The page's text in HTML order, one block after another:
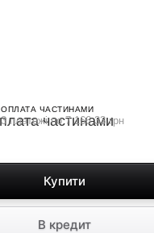
ОПЛАТА ЧАСТИНАМИ
3 платежі по 7 166.33 грн
Купити
В кредит